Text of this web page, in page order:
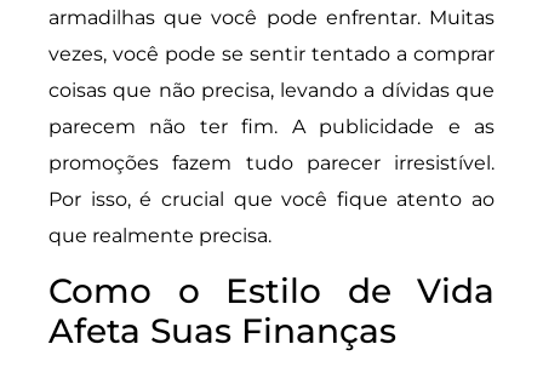
armadilhas que você pode enfrentar. Muitas
vezes, você pode se sentir tentado a comprar
coisas que não precisa, levando a dívidas que
parecem não ter fim. A publicidade e as
promoções fazem tudo parecer irresistível.
Por isso, é crucial que você fique atento ao
que realmente precisa.
Como o Estilo de Vida
Afeta Suas Finanças